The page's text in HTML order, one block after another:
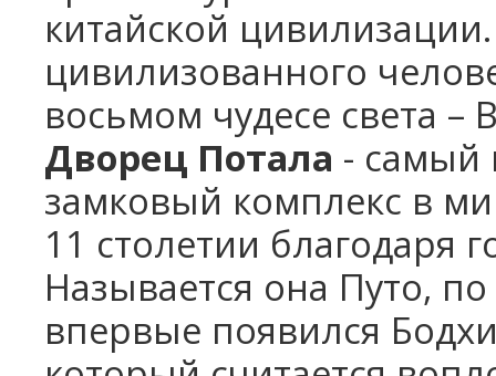
китайской
цивилизованного
восьмом чудесе света –
Дворец Потала - самый
замковый комплекс в
11 столетии благодаря
Называется она Путо,
впервые появился